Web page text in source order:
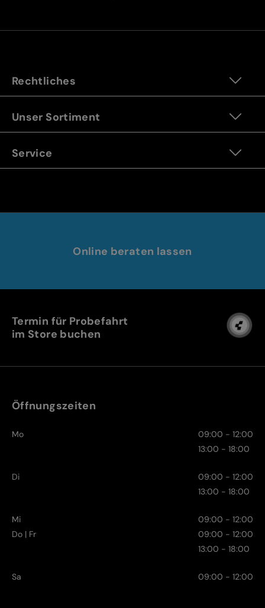
Rechtliches
Unser Sortiment
Service
Online beraten lassen
Termin für Probefahrt
im Store buchen
Öffnungszeiten
Mo
09:00 - 12:00
13:00 - 18:00
Di
09:00 - 12:00
13:00 - 18:00
Mi
09:00 - 12:00
Do | Fr
09:00 - 12:00
13:00 - 18:00
Sa 09:00 - 12:00